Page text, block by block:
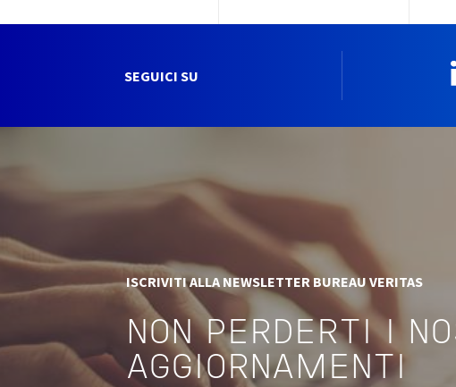
SEGUICI SU
ISCRIVITI ALLA NEWSLETTER BUREAU VERITAS
NON PERDERTI I
AGGIORNAMENTI